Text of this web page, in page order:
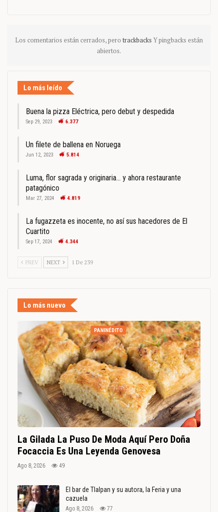
Los comentarios están cerrados, pero trackbacks Y pingbacks están
abiertos.
Lo más leído
Buena la pizza Eléctrica, pero debut y despedida
Sep 29, 2023 6.377
Un filete de ballena en Noruega
Jun 12, 2023 5.814
Luma, flor sagrada y originaria… y ahora restaurante
patagónico
Mar 27, 2024 4.819
La fugazzeta es inocente, no así sus hacedores de El
Cuartito
Sep 17, 2024 4.344
PREV NEXT 1 De 239
Lo más nuevo
PANINÉDITO
La Gilada La Puso De Moda Aquí Pero Doña
Focaccia Es Una Leyenda Genovesa
Ago 8, 2026 49
El bar de Tlalpan y su autora, la Feria y una
cazuela
Ago 8, 2026 77